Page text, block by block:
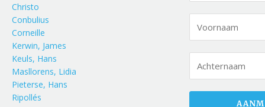
Christo
Conbulius
Corneille
Kerwin, James
Keuls, Hans
Masllorens, Lidia
Pieterse, Hans
Ripollés